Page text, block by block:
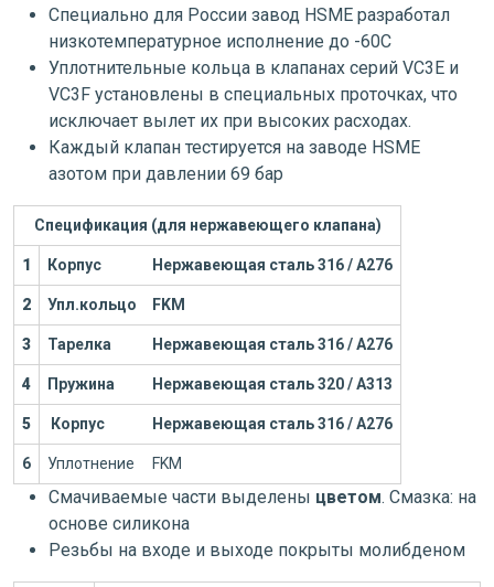
Специально для России завод HSME разработал
низкотемпературное исполнение до -60С
Уплотнительные кольца в клапанах серий VC3E и
VC3F установлены в специальных проточках, что
исключает вылет их при высоких расходах.
Каждый клапан тестируется на заводе HSME
азотом при давлении 69 бар
Спецификация (для нержавеющего клапана)
1 Корпус Нержавеющая сталь 316 / А276
2 Упл.кольцо FKM
3 Тарелка Нержавеющая сталь 316 / А276
4 Пружина Нержавеющая сталь 320 / А313
5 Корпус Нержавеющая сталь 316 / А276
6 Уплотнение FKM
Смачиваемые части выделены цветом. Смазка: на
основе силикона
Резьбы на входе и выходе покрыты молибденом